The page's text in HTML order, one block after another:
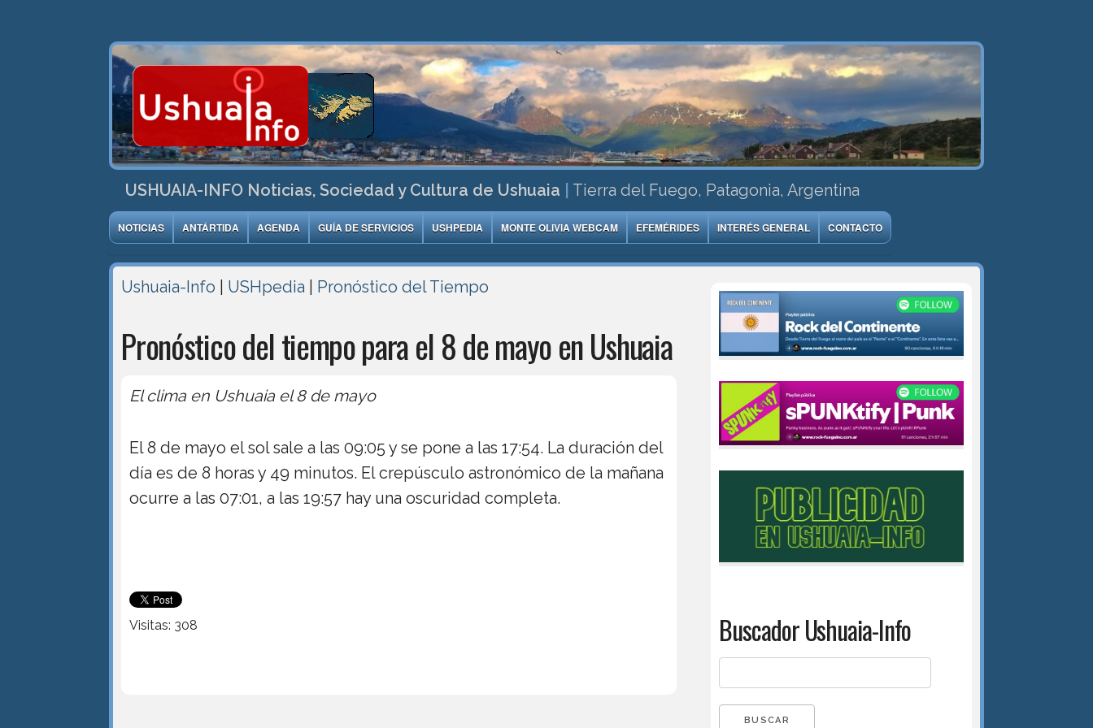
USHUAIA-INFO Noticias, Sociedad y Cultura de Ushuaia Tierra del Fuego, Patagonia, Argentina
NOTICIAS ANTÁRTIDA AGENDA GUÍA DE SERVICIOS USHPEDIA MONTE OLIVIA WEBCAM EFEMÉRIDES INTERÉS GENERAL CONTACTO
Ushuaia-Info USHpedia Pronóstico del Tiempo
Pronóstico del tiempo para el 8 de mayo en Ushuaia
El clima en Ushuaia el 8 de mayo
El 8 de mayo el sol sale a las 09:05 y se pone a las 17:54. La duración del
día es de 8 horas y 49 minutos. El crepúsculo astronómico de la mañana
ocurre a las 07:01, a las 19:57 hay una oscuridad completa.
Visitas: 308 Buscador Ushuaia-Info